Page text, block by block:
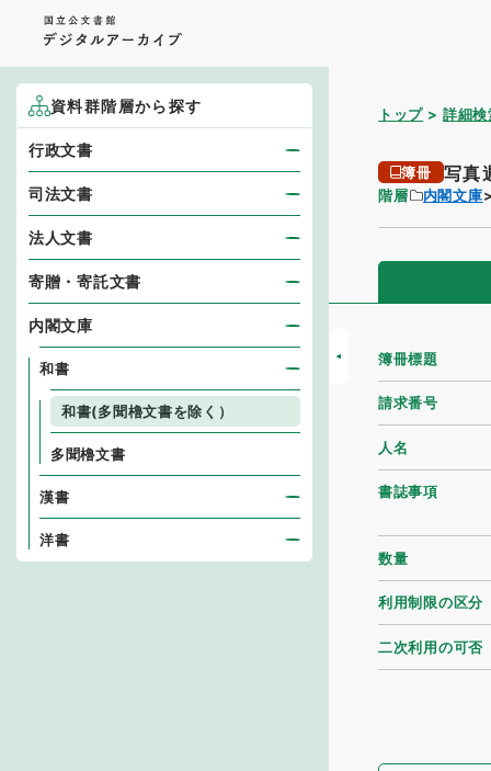
トップ 詳細
簿冊 写真
階層 内閣文庫
簿冊標題
請求番号
人名
書誌事項
数量
利用制限の区分
二次利用の可否
資料群階層から探す
行政文書
司法文書
法人文書
寄贈・寄託文書
内閣文庫
和書
和書(多聞櫓文書を除く）
多聞櫓文書
漢書
洋書